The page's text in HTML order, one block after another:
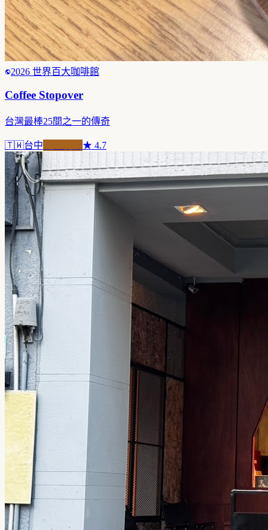
2026 世界百大咖啡館
Coffee Stopover
台灣最棒25間之一的傳奇
🇹🇼台中 ★ 4.7